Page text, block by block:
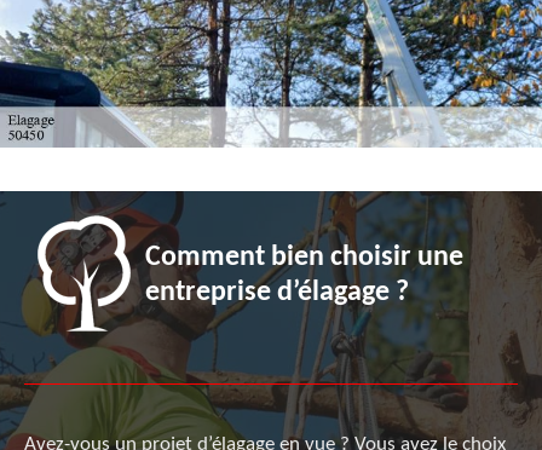
Comment bien choisir une
entreprise d’élagage ?
Avez-vous un projet d’élagage en vue ? Vous avez le choix